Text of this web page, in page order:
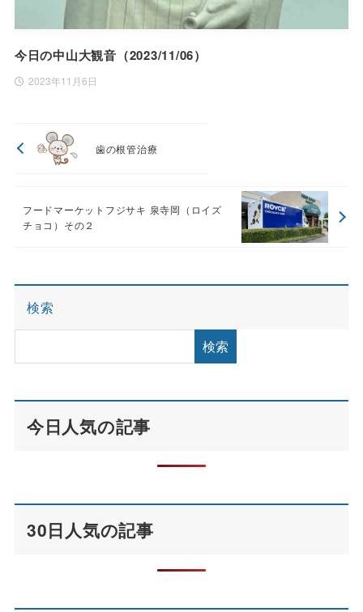
今日の中山大観音（2023/11/06）
2023年11月6日
歯の根管治療
フードマーケットフジサキ 泉寺岡（ロイズ
チョコ）その２
検索
検索
今日人気の記事
30日人気の記事